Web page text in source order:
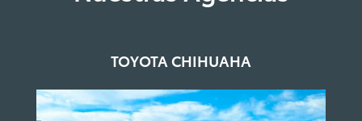
TOYOTA CHIHUAHA